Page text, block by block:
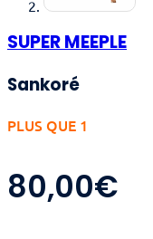
SUPER MEEPLE
Sankoré
PLUS QUE 1
80,00€